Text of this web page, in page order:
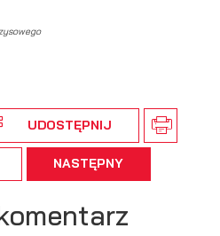
UDOSTĘPNIJ
NASTĘPNY
Firmy te działają w charakterze